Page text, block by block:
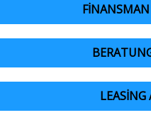
LEASING